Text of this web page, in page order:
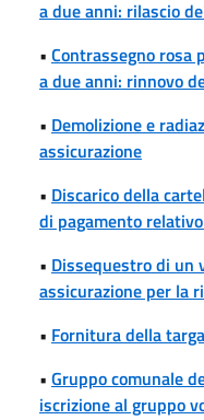
a due anni: rilascio
• Contrassegno rosa
a due anni: rinnovo
• Demolizione e
assicurazione
• Discarico della
di pagamento
• Dissequestro di un
assicurazione per la
• Fornitura della
• Gruppo comunale
iscrizione al gruppo